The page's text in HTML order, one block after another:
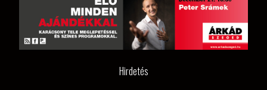
Hirdetés